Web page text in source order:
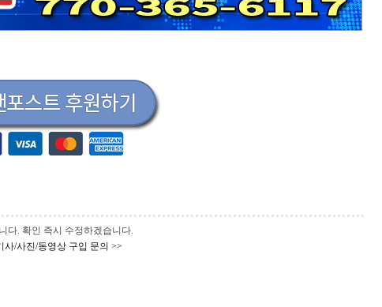
다. 확인 즉시 수정하겠습니다.
사/사진/동영상 구입 문의 >>